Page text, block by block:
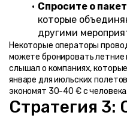
Спросите о
которые
другими
Некоторые операторы
можете бронировать
слышал о компаниях,
январе для июльских
экономят 30-40 € с человека.
Стратегия 3: